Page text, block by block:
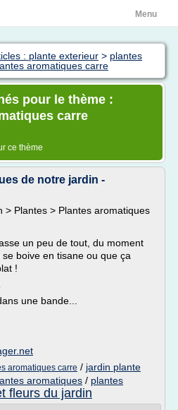
Menu
: plante exterieur > plantes
aromatiques carre
pour le thème :
carre
ce thème
de notre jardin -
> Plantes > Plantes aromatiques
un peu de tout, du moment
boive en tisane ou que ça
!
une bande...
aromatiques carre / jardin plante
aromatiques / plantes
fleurs du jardin